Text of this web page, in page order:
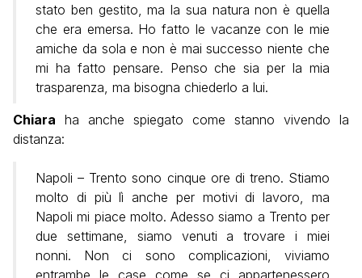
stato ben gestito, ma la sua natura non è quella
che era emersa. Ho fatto le vacanze con le mie
amiche da sola e non è mai successo niente che
mi ha fatto pensare. Penso che sia per la mia
trasparenza, ma bisogna chiederlo a lui.
Chiara ha anche spiegato come stanno vivendo la
distanza:
Napoli – Trento sono cinque ore di treno. Stiamo
molto di più lì anche per motivi di lavoro, ma
Napoli mi piace molto. Adesso siamo a Trento per
due settimane, siamo venuti a trovare i miei
nonni. Non ci sono complicazioni, viviamo
entrambe le case come se ci appartenessero